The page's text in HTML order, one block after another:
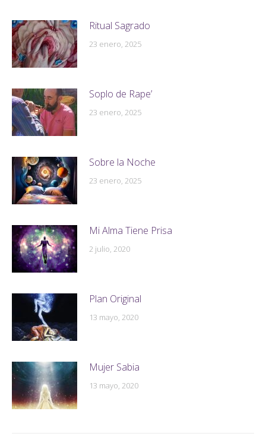
Ritual Sagrado
23 enero, 2025
Soplo de Rape’
23 enero, 2025
Sobre la Noche
23 enero, 2025
Mi Alma Tiene Prisa
2 julio, 2020
Plan Original
13 mayo, 2020
Mujer Sabia
13 mayo, 2020